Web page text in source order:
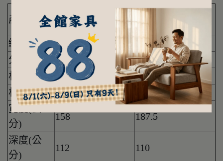
產品名稱
壁靠床頭片(標準
款)5尺
壁靠床頭片(標準
款)6尺
編號
W-B08J-A1
W-B08J-B1
分類
臥室/床
臥室/床
材質
原木
原木
材質說明
100%柚木
100%柚木
寬度(公
分)
158 187.5
深度(公
分)
112 110